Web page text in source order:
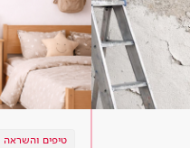
טיפים והשראה